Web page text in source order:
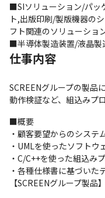
■SIソリューション/パッ
ト,出版印刷/製版機器の
フト関連のソリューショ
■半導体製造装置/液晶製
仕事内容
SCREENグループの製品
動作検証など、組込みプ
■概要
・顧客要望からのシステ
・UMLを使ったソフト
・C/C++を使った組込み
・各種仕様書に基づいた
【SCREENグループ製品